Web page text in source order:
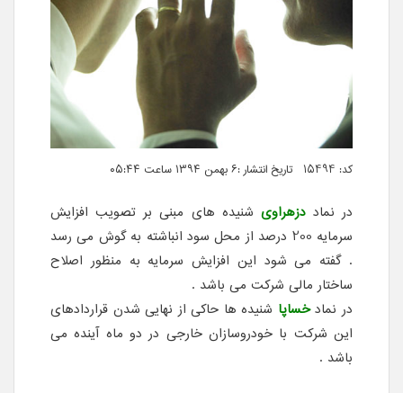
کد: 15494 تاریخ انتشار :۶ بهمن ۱۳۹۴ ساعت ۰۵:۴۴
در نماددزهراوی شنیده های مبنی بر تصویب افزایش
سرمایه 200 درصد از محل سود انباشته به گوش می رسد
. گفته می شود این افزایش سرمایه به منظور اصلاح
ساختار مالی شرکت می باشد .
در نمادخساپا شنیده ها حاکی از نهایی شدن قراردادهای
این شرکت با خودروسازان خارجی در دو ماه آینده می
باشد .